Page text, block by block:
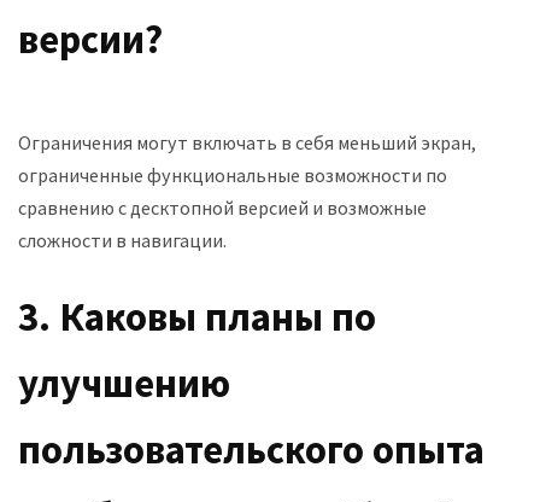
версии?
Ограничения могут включать в себя меньший экран,
ограниченные функциональные возможности по
сравнению с десктопной версией и возможные
сложности в навигации.
3. Каковы планы по
улучшению
пользовательского опыта